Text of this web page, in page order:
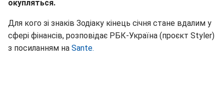
окупляться.
Для кого зі знаків Зодіаку кінець січня стане вдалим у
сфері фінансів, розповідає РБК-Україна (проєкт Styler)
з посиланням на Sante.